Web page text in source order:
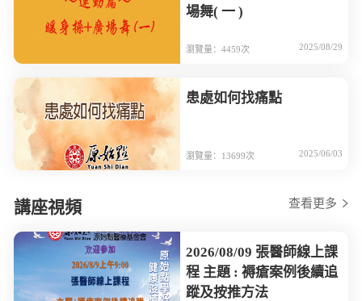
場舞( 一 )
瀏覽量：4459次 2025/08/29
患處如何找痛點
瀏覽量：13699次 2025/06/03
講座視頻 查看更多
2026/08/09 張醫師線上課
程 主題 : 褥瘡案例後續追
蹤及按推方法